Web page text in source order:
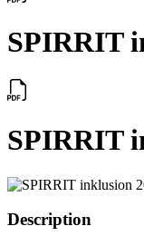
SPIRRIT
SPIRRIT
Description